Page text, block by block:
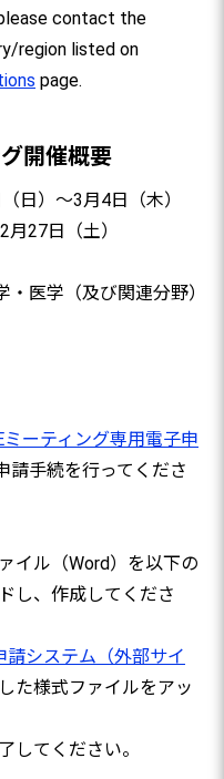
contact the
region listed on
page.
開催概要
日）～3月4日（木）
27日（土）
医学（及び関連分野）
ミーティング専用電子申
請手続を行ってくださ
イル（Word）を以下の
し、作成してくださ
請システム（外部サイ
た様式ファイルをアッ
してください。